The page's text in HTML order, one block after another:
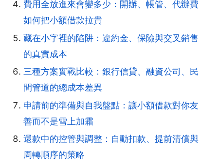
費用全放進來會變多少：開辦、帳管、代辦費
如何把小額借款拉貴
藏在小字裡的陷阱：違約金、保險與交叉銷售
的真實成本
三種方案實戰比較：銀行信貸、融資公司、民
間管道的總成本差異
申請前的準備與自我盤點：讓小額借款對你友
善而不是雪上加霜
還款中的控管與調整：自動扣款、提前清償與
周轉順序的策略